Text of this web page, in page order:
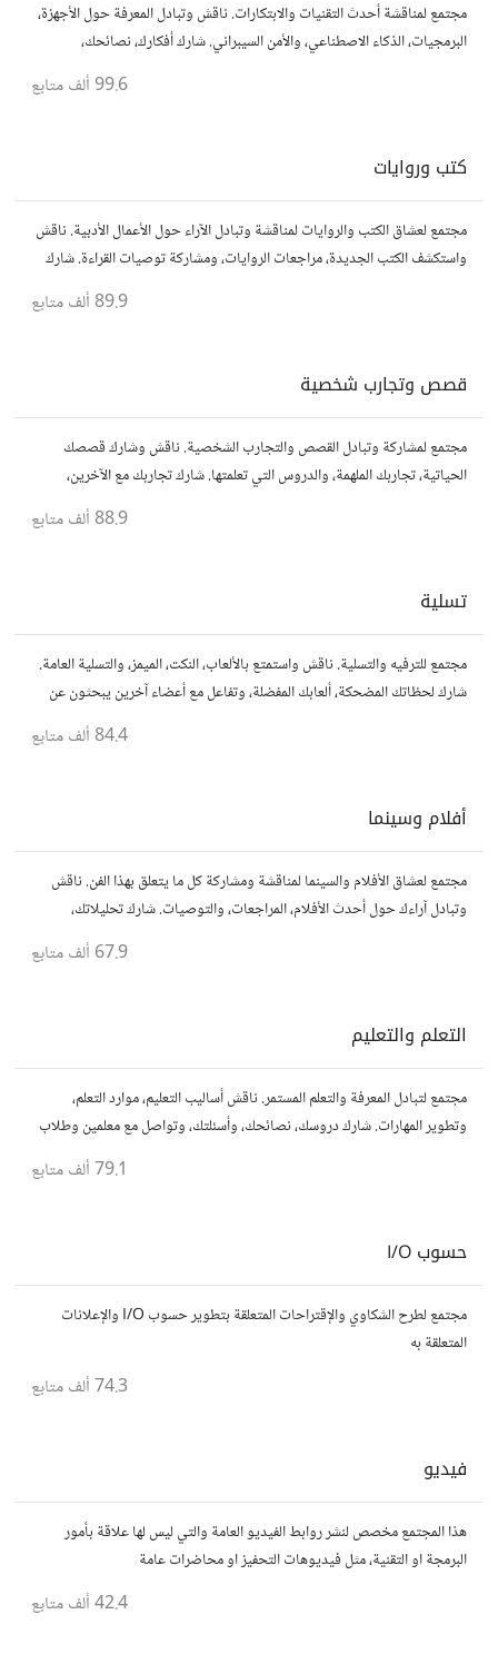
مجتمع لمناقشة أحدث التقنيات والابتكارات. ناقش وتبادل المعرفة حول الأجهزة،
البرمجيات، الذكاء الاصطناعي، والأمن السيبراني. شارك أفكارك، نصائحك،
99.6 ألف متابع
كتب وروايات
مجتمع لعشاق الكتب والروايات لمناقشة وتبادل الآراء حول الأعمال الأدبية. ناقش
واستكشف الكتب الجديدة، مراجعات الروايات، ومشاركة توصيات القراءة. شارك
89.9 ألف متابع
قصص وتجارب شخصية
مجتمع لمشاركة وتبادل القصص والتجارب الشخصية. ناقش وشارك قصصك
الحياتية، تجاربك الملهمة، والدروس التي تعلمتها. شارك تجاربك مع الآخرين،
88.9 ألف متابع
تسلية
مجتمع للترفيه والتسلية. ناقش واستمتع بالألعاب، النكت، الميمز، والتسلية العامة.
شارك لحظاتك المضحكة، ألعابك المفضلة، وتفاعل مع أعضاء آخرين يبحثون عن
84.4 ألف متابع
أفلام وسينما
مجتمع لعشاق الأفلام والسينما لمناقشة ومشاركة كل ما يتعلق بهذا الفن. ناقش
وتبادل آراءك حول أحدث الأفلام، المراجعات، والتوصيات. شارك تحليلاتك،
قصصك، واستمتع بنقاشات حول الأفلام والمخرجين والسيناريوهات.
67.9 ألف متابع
التعلم والتعليم
مجتمع لتبادل المعرفة والتعلم المستمر. ناقش أساليب التعليم، موارد التعلم،
وتطوير المهارات. شارك دروسك، نصائحك، وأسئلتك، وتواصل مع معلمين وطلاب
79.1 ألف متابع
حسوب I/O
مجتمع لطرح الشكاوي والإقتراحات المتعلقة بتطوير حسوب I/O والإعلانات
المتعلقة به
74.3 ألف متابع
فيديو
هذا المجتمع مخصص لنشر روابط الفيديو العامة والتي ليس لها علاقة بأمور
البرمجة او التقنية، مثل فيديوهات التحفيز او محاضرات عامة
42.4 ألف متابع